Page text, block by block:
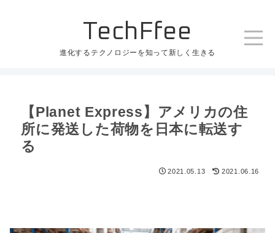
TechFfee
進化するテクノロジーを知って新しく生きる
【Planet Express】アメリカの住
所に発送した荷物を日本に転送す
る
2021.05.13 2021.06.16